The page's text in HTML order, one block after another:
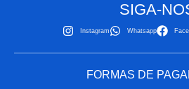
SIGA-
Instagram Whatsapp
FORMAS DE